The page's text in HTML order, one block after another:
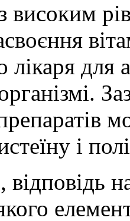
високим
лікаря для
і